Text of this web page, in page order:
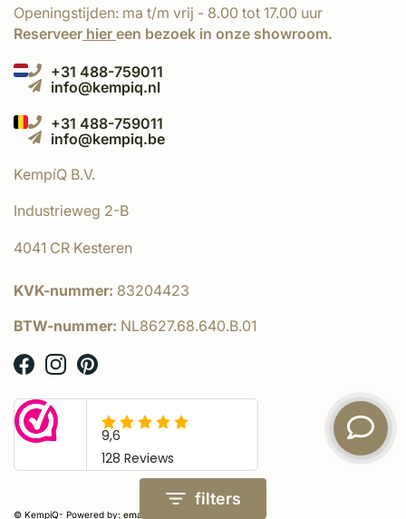
filters
Openingstijden: ma t/m vrij - 8.00 tot 17.00 uur
Reserveer hier een bezoek in onze showroom.
+31 488-759011
info@kempiq.nl
+31 488-759011
info@kempiq.be
KempíQ B.V.
Industrieweg 2-B
4041 CR Kesteren
KVK-nummer: 83204423
BTW-nummer: NL8627.68.640.B.01
© KempíQ- Powered by: emarkable